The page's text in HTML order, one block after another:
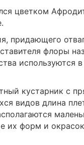
цветком
придающего
флоры
кустарник с
видов длина
их форм и